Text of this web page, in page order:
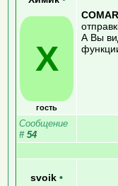
Х
гость
COMAR
А Вы
Сообщение
# 54
svoik •